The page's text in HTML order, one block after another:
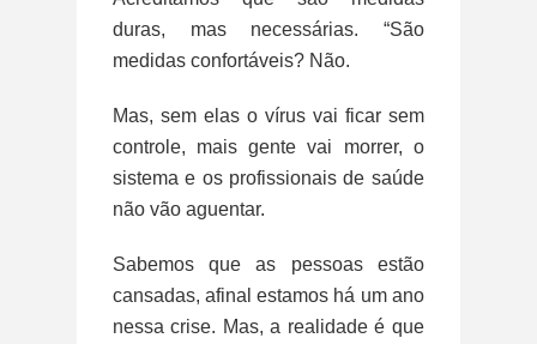
duras, mas necessárias. “São
medidas confortáveis? Não.
Mas, sem elas o vírus vai ficar sem
controle, mais gente vai morrer, o
sistema e os profissionais de saúde
não vão aguentar.
Sabemos que as pessoas estão
cansadas, afinal estamos há um ano
nessa crise. Mas, a realidade é que